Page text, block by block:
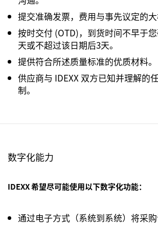
提交准确发票，费用与事先议定的大
按时交付 (OTD)，到货时间不早于
天或不超过该日期后3天。
提供符合所述质量标准的优质材料。
供应商与 IDEXX 双方已知并理解的
制。
数字化能力
IDEXX 希望尽可能使用以下数字化功能：
通过电子方式（系统到系统）将采